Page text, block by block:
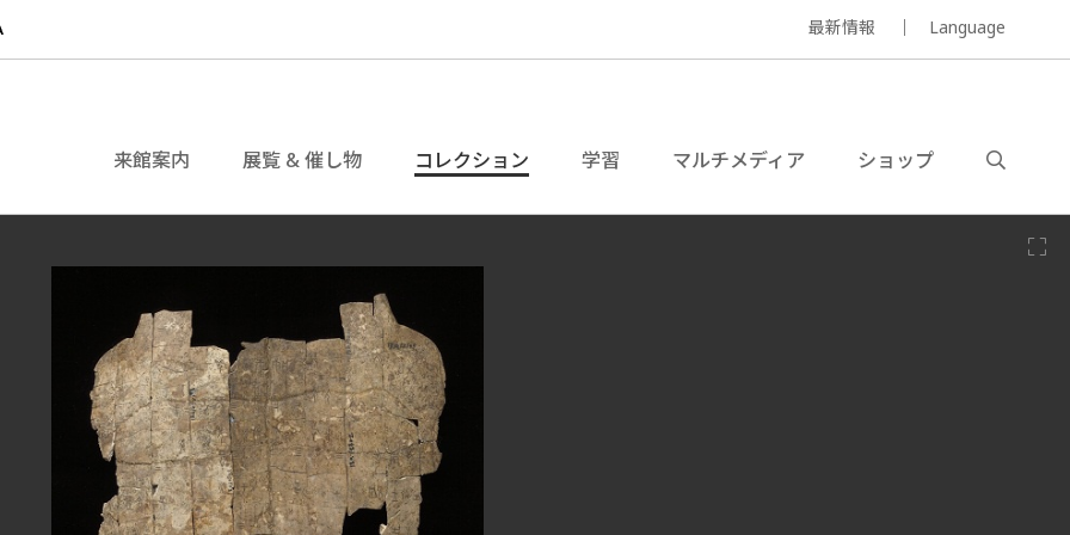
最新情報 Language
来館案内 展覧 & 催し物 コレクション 学習 マルチメディア ショップ